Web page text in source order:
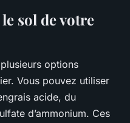
sol de votre
options
Vous pouvez utiliser
acide, du
d’ammonium. Ces